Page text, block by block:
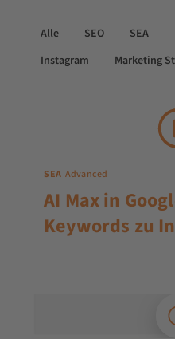
Alle SEO SEA
Instagram
Marketing
SEA Advanced
AI Max in
Keywords zu